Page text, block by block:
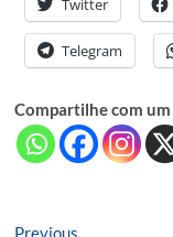
Twitter
Telegram
Compartilhe com
Previous